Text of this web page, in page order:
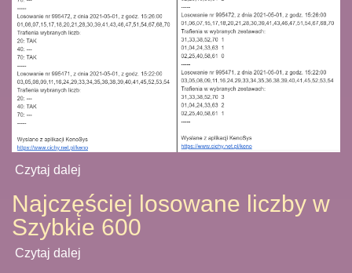
Czytaj dalej
Najczęściej losowane liczby w
Szybkie 600
Czytaj dalej